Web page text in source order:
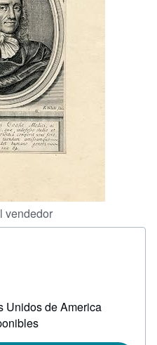
vendedor
Unidos de America